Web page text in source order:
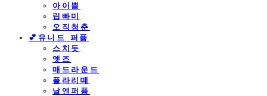
아이쁨
립빠미
오직청춘
💕유니드 퍼퓸
스치듯
엣즈
매드라운드
플라리떼
날엔퍼퓸